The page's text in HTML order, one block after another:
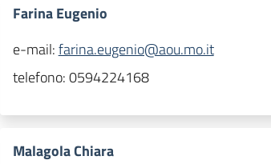
Farina Eugenio
e-mail:farina.eugenio@aou.mo.it
telefono:0594224168
Malagola Chiara